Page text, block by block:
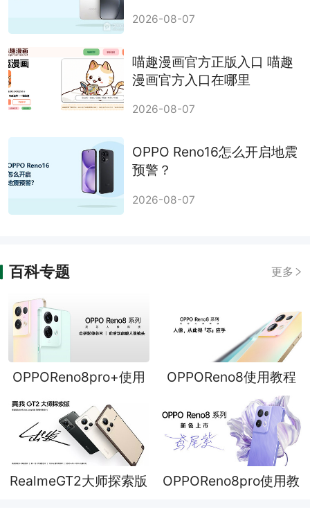
2026-08-07
喵趣漫画官方正版入口 喵趣
漫画官方入口在哪里
2026-08-07
OPPO Reno16怎么开启地震
预警？
2026-08-07
百科专题 更多
OPPOReno8pro+使用
OPPOReno8使用教程
RealmeGT2大师探索版
OPPOReno8pro使用教